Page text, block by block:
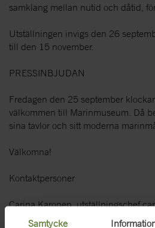
Samtycke
samklang mellan nutid och dåtid,
Utställningen invigs den 26
till den 15 november.
PRESSINBJUDAN
Fredagen den 25 september
välkommen till Marinmuseum. Då
sina tavlor och sitt moderna
Välkomna!
Kontaktpersoner
Carina Karonen, utställningschef
0455-35 93 77